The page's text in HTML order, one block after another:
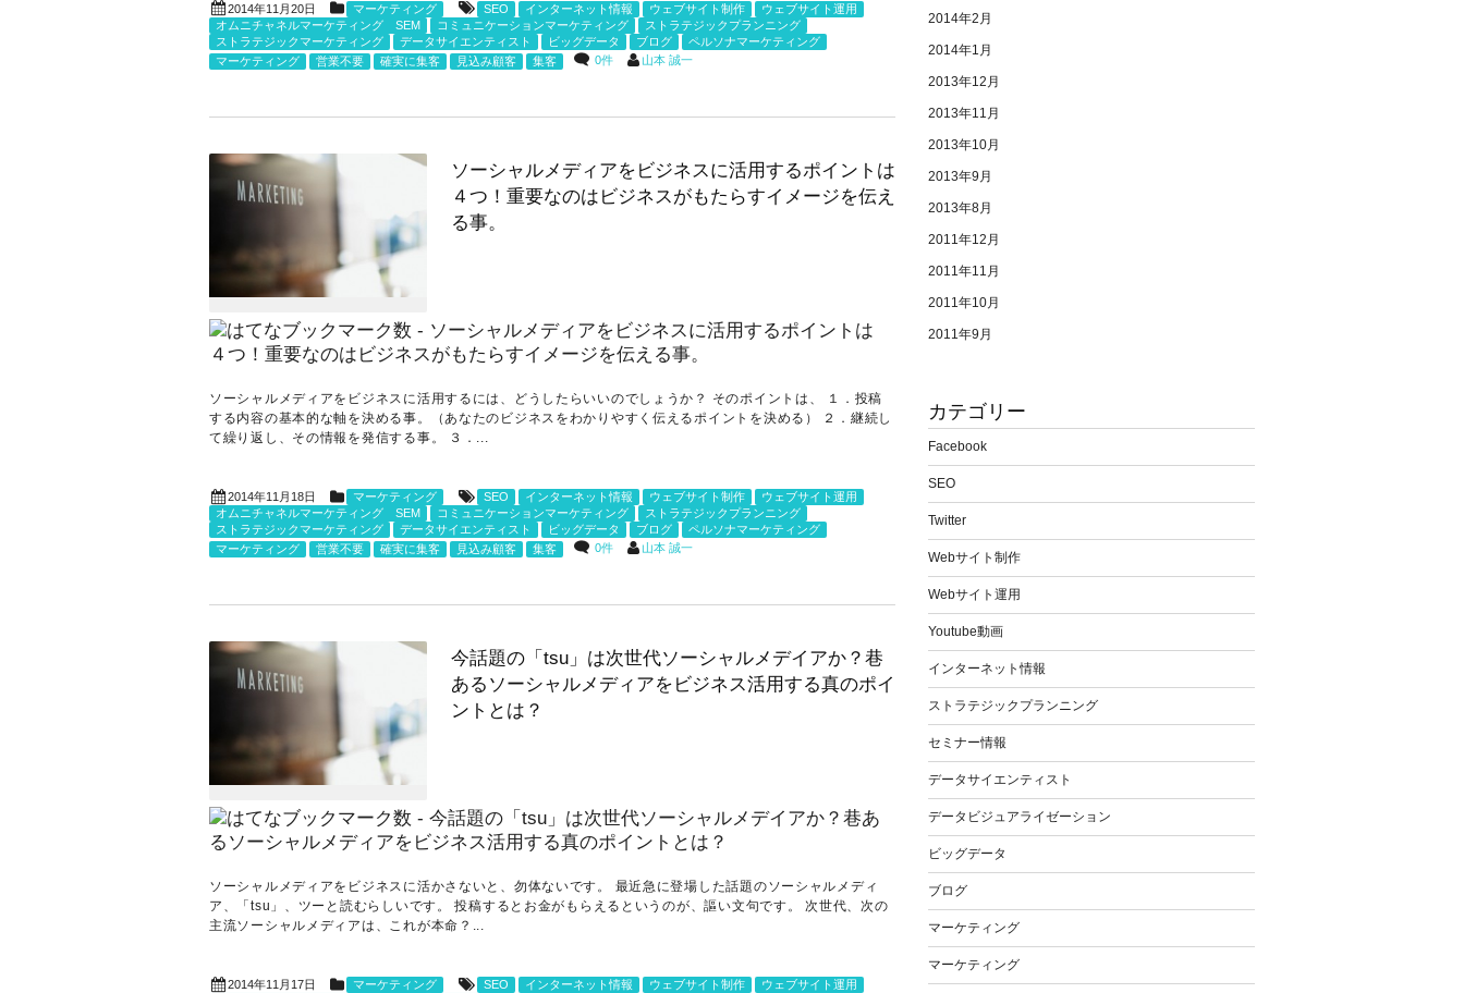
2014年11月20日 マーケティング SEO インターネット情報 ウェブサイト制作
ウェブサイト運用
オムニチャネルマーケティング SEM
コミュニケーションマーケティング
ストラテジックプランニング
ストラテジックマーケティング
データサイエンティスト ビッグデータ ブログ
ペルソナマーケティング
マーケティング
営業不要 確実に集客 見込み顧客 集客 0件 山本 誠一
ソーシャルメディアをビジネスに活用するポイントは
４つ！重要なのはビジネスがもたらすイメージを伝え
る事。
ソーシャルメディアをビジネスに活用するには、どうしたらいいのでしょうか？ そのポイントは、 １．投稿
する内容の基本的な軸を決める事。（あなたのビジネスをわかりやすく伝えるポイントを決める） ２．継続し
て繰り返し、その情報を発信する事。 ３．...
2014年11月18日 マーケティング SEO インターネット情報 ウェブサイト制作
ウェブサイト運用
オムニチャネルマーケティング SEM
コミュニケーションマーケティング
ストラテジックプランニング
ストラテジックマーケティング
データサイエンティスト ビッグデータ ブログ
ペルソナマーケティング
マーケティング
営業不要 確実に集客 見込み顧客 集客 0件 山本 誠一
今話題の「tsu」は次世代ソーシャルメデイアか？巷
あるソーシャルメディアをビジネス活用する真のポイ
ントとは？
ソーシャルメディアをビジネスに活かさないと、勿体ないです。 最近急に登場した話題のソーシャルメディ
ア、「tsu」、ツーと読むらしいです。 投稿するとお金がもらえるというのが、謳い文句です。 次世代、次の
主流ソーシャルメディアは、これが本命？...
2014年11月17日 マーケティング SEO インターネット情報 ウェブサイト制作
ウェブサイト運用
2014年2月
2014年1月
2013年12月
2013年11月
2013年10月
2013年9月
2013年8月
2011年12月
2011年11月
2011年10月
2011年9月
カテゴリー
Facebook
SEO
Twitter
Webサイト制作
Webサイト運用
Youtube動画
インターネット情報
ストラテジックプランニング
セミナー情報
データサイエンティスト
データビジュアライゼーション
ビッグデータ
ブログ
マーケティング
マーケティング